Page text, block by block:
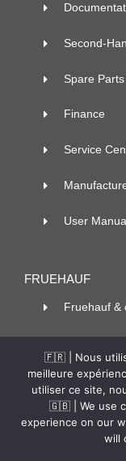
Second-
Spare Parts
Finance
Service
User
FRUEHAUF
Fruehauf &
Contact
🇫🇷 | Nous
meilleure
utiliser ce site,
🇬🇧 | We use
experience on our
will